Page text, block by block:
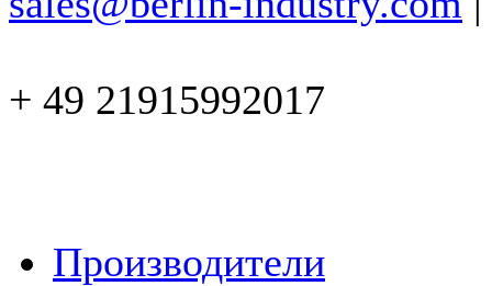
+ 49 21915992017
Производители